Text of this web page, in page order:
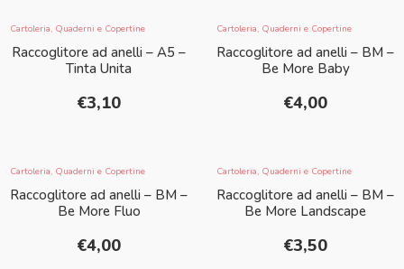
Cartoleria, Quaderni e Copertine
Raccoglitore ad anelli – A5 –
Tinta Unita
€3,10
Cartoleria, Quaderni e Copertine
Raccoglitore ad anelli – BM –
Be More Baby
€4,00
Cartoleria, Quaderni e Copertine
Raccoglitore ad anelli – BM –
Be More Fluo
€4,00
Cartoleria, Quaderni e Copertine
Raccoglitore ad anelli – BM –
Be More Landscape
€3,50